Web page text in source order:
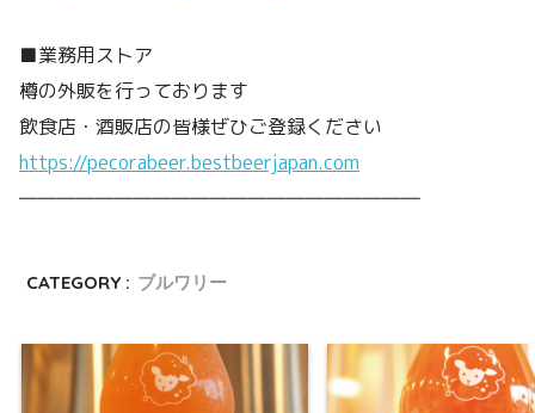
■業務用ストア
樽の外販を行っております
飲食店・酒販店の皆様ぜひご登録ください
https://pecorabeer.bestbeerjapan.com
―――――――――――――――――――――
CATEGORY : ブルワリー